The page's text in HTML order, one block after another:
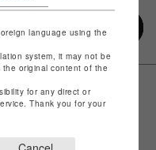
language using the
system, it may not be
the original content of the
for any direct or
Thank you for your